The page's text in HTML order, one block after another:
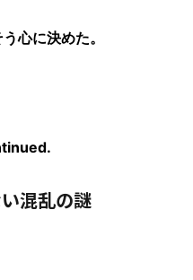
う心に決めた。
混乱の謎